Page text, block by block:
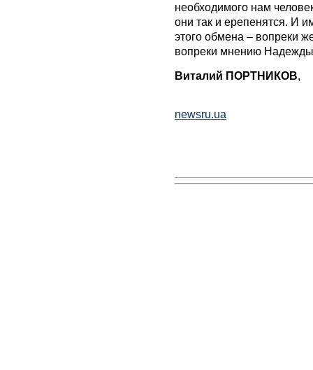
необходимого нам
они так и ерепенятся. И
этого обмена – вопреки
вопреки мнению
Виталий ПОРТНИКОВ,
newsru.ua